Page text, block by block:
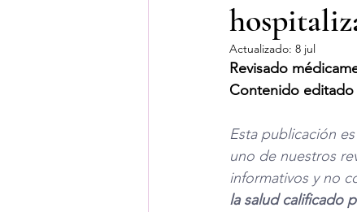
Actualizado: 8 jul
Revisado
Contenido
Esta publicación
uno de nuestros
informativos y no
la salud calificado